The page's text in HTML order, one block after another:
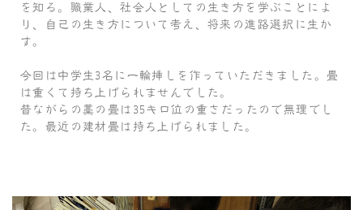
を知る。職業人、社会人としての生き方を学ぶことによ
り、自己の生き方について考え、将来の進路選択に生か
す。
今回は中学生3名に一輪挿しを作っていただきました。畳
は重くて持ち上げられませんでした。
昔ながらの藁の畳は35キロ位の重さだったので無理でし
た。最近の建材畳は持ち上げられました。